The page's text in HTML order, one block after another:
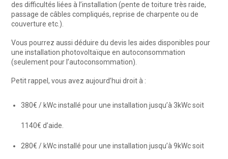
des difficultés liées à l’installation (pente de toiture très raide,
passage de câbles compliqués, reprise de charpente ou de
couverture etc.).
Vous pourrez aussi déduire du devis les aides disponibles pour
une installation photovoltaïque en autoconsommation
(seulement pour l’autoconsommation).
Petit rappel, vous avez aujourd’hui droit à :
380€ / kWc installé pour une installation jusqu’à 3kWc soit
1140€ d’aide.
280€ / kWc installé pour une installation jusqu’à 9kWc soit